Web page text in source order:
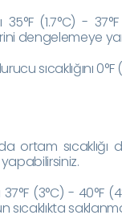
35°F (1.7°C) -
dengelemeye
sıcaklığını
ortam
37°F (3°C) -
sıcaklıkta